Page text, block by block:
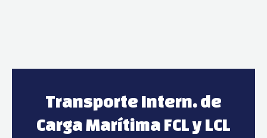
Transporte Intern. de
Carga Marítima FCL y LCL